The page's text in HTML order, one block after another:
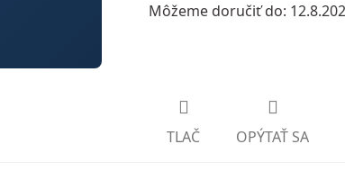
Môžeme doručiť do:
TLAČ OPÝTAŤ SA